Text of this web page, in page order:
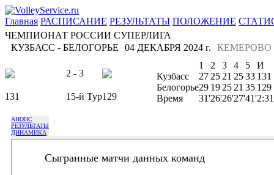
Главная РАСПИСАНИЕ РЕЗУЛЬТАТЫ ПОЛОЖЕНИЕ
ЧЕМПИОНАТ РОССИИ СУПЕРЛИГА
КУЗБАСС - БЕЛОГОРЬЕ
КЕМЕРОВО
04 ДЕКАБРЯ 2024 г.
2 - 3
131 15-й Тур129
1 2 3 4 5
И
Кузбасс
27 25 21 2533 131
Белогорье29 19 25 21 35 129
Время
31'26'26'27'41'2:31
АНОНС
РЕЗУЛЬТАТЫ
ДИНАМИКА
Сыгранные матчи данных команд